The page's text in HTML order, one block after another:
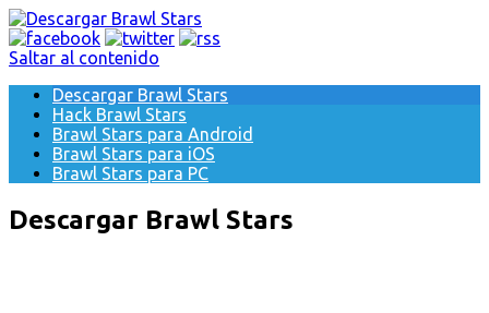
Saltar al contenido
Descargar Brawl Stars
Hack Brawl Stars
Brawl Stars para Android
Brawl Stars para iOS
Brawl Stars para PC
Descargar Brawl Stars